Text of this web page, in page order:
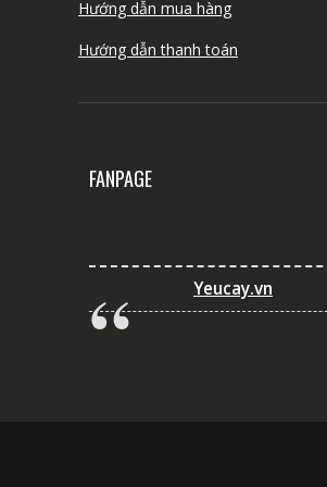
Hướng dẫn mua hàng
Hướng dẫn thanh toán
FANPAGE
Yeucay.vn